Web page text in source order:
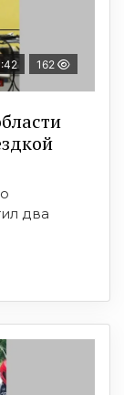
162
два